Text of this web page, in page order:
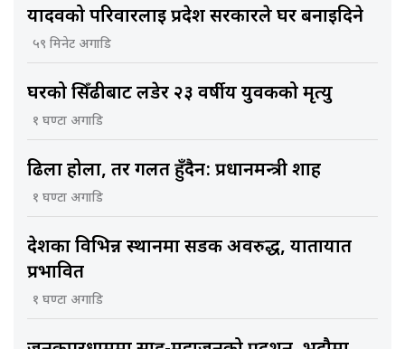
यादवको परिवारलाई प्रदेश सरकारले घर बनाइदिने
५९ मिनेट अगाडि
घरको सिँढीबाट लडेर २३ वर्षीय युवकको मृत्यु
१ घण्टा अगाडि
ढिला होला, तर गलत हुँदैन: प्रधानमन्त्री शाह
१ घण्टा अगाडि
देशका विभिन्न स्थानमा सडक अवरुद्ध, यातायात
प्रभावित
१ घण्टा अगाडि